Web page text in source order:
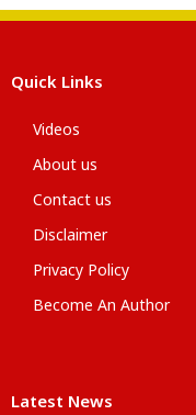
Quick Links
Videos
About us
Contact us
Disclaimer
Privacy Policy
Become An Author
Latest News